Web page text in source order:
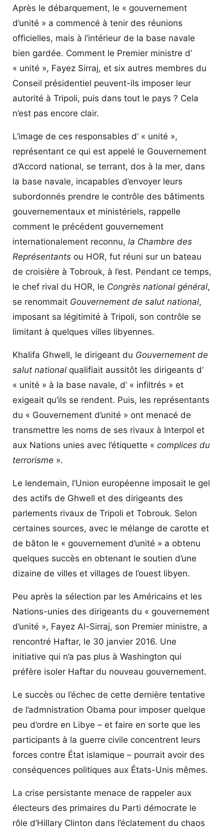
Après le débarquement, le « gouvernement
d’unité » a commencé à tenir des réunions
officielles, mais à l’intérieur de la base navale
bien gardée. Comment le Premier ministre d’
« unité », Fayez Sirraj, et six autres membres du
Conseil présidentiel peuvent-ils imposer leur
autorité à Tripoli, puis dans tout le pays ? Cela
n’est pas encore clair.
L’image de ces responsables d’ « unité »,
représentant ce qui est appelé le Gouvernement
d’Accord national, se terrant, dos à la mer, dans
la base navale, incapables d’envoyer leurs
subordonnés prendre le contrôle des bâtiments
gouvernementaux et ministériels, rappelle
comment le précédent gouvernement
internationalement reconnu, la Chambre des
Représentants ou HOR, fut réuni sur un bateau
de croisière à Tobrouk, à l’est. Pendant ce temps,
le chef rival du HOR, le Congrès national général,
se renommait Gouvernement de salut national,
imposant sa légitimité à Tripoli, son contrôle se
limitant à quelques villes libyennes.
Khalifa Ghwell, le dirigeant du Gouvernement de
salut national qualifiait aussitôt les dirigeants d’
« unité » à la base navale, d’ « infiltrés » et
exigeait qu’ils se rendent. Puis, les représentants
du « Gouvernement d’unité » ont menacé de
transmettre les noms de ses rivaux à Interpol et
aux Nations unies avec l’étiquette « complices du
terrorisme ».
Le lendemain, l’Union européenne imposait le gel
des actifs de Ghwell et des dirigeants des
parlements rivaux de Tripoli et Tobrouk. Selon
certaines sources, avec le mélange de carotte et
de bâton le « gouvernement d’unité » a obtenu
quelques succès en obtenant le soutien d’une
dizaine de villes et villages de l’ouest libyen.
Peu après la sélection par les Américains et les
Nations-unies des dirigeants du « gouvernement
d’unité », Fayez Al-Sirraj, son Premier ministre, a
rencontré Haftar, le 30 janvier 2016. Une
initiative qui n’a pas plus à Washington qui
préfère isoler Haftar du nouveau gouvernement.
Le succès ou l’échec de cette dernière tentative
de l’admnistration Obama pour imposer quelque
peu d’ordre en Libye – et faire en sorte que les
participants à la guerre civile concentrent leurs
forces contre État islamique – pourrait avoir des
conséquences politiques aux États-Unis mêmes.
La crise persistante menace de rappeler aux
électeurs des primaires du Parti démocrate le
rôle d’Hillary Clinton dans l’éclatement du chaos